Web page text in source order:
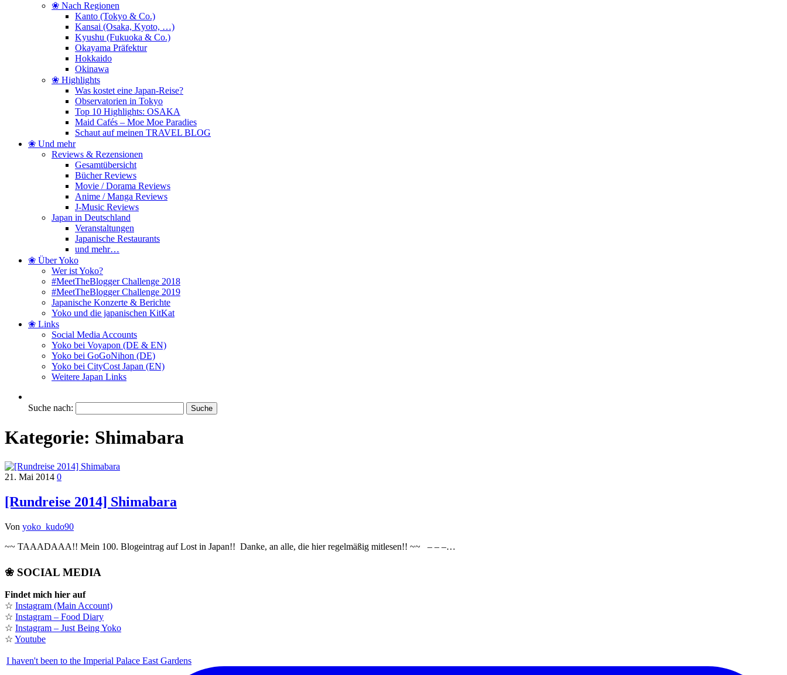
❀ Nach Regionen
Kanto (Tokyo & Co.)
Kansai (Osaka, Kyoto, …)
Kyushu (Fukuoka & Co.)
Okayama Präfektur
Hokkaido
Okinawa
❀ Highlights
Was kostet eine Japan-Reise?
Observatorien in Tokyo
Top 10 Highlights: OSAKA
Maid Cafés – Moe Moe Paradies
Schaut auf meinen TRAVEL BLOG
❀ Und mehr
Reviews & Rezensionen
Gesamtübersicht
Bücher Reviews
Movie / Dorama Reviews
Anime / Manga Reviews
J-Music Reviews
Japan in Deutschland
Veranstaltungen
Japanische Restaurants
und mehr…
❀ Über Yoko
Wer ist Yoko?
#MeetTheBlogger Challenge 2018
#MeetTheBlogger Challenge 2019
Japanische Konzerte & Berichte
Yoko und die japanischen KitKat
❀ Links
Social Media Accounts
Yoko bei Voyapon (DE & EN)
Yoko bei GoGoNihon (DE)
Yoko bei CityCost Japan (EN)
Weitere Japan Links
Suche nach:
Kategorie: Shimabara
21. Mai 2014 0
[Rundreise 2014] Shimabara
Von yoko_kudo90
~~ TAAADAAA!! Mein 100. Blogeintrag auf Lost in Japan!! Danke, an alle, die hier regelmäßig mitlesen!! ~~ – – –…
❀ SOCIAL MEDIA
Findet mich hier auf
☆ Instagram (Main Account)
☆ Instagram – Food Diary
☆ Instagram – Just Being Yoko
☆ Youtube
I haven't been to the Imperial Palace East Gardens